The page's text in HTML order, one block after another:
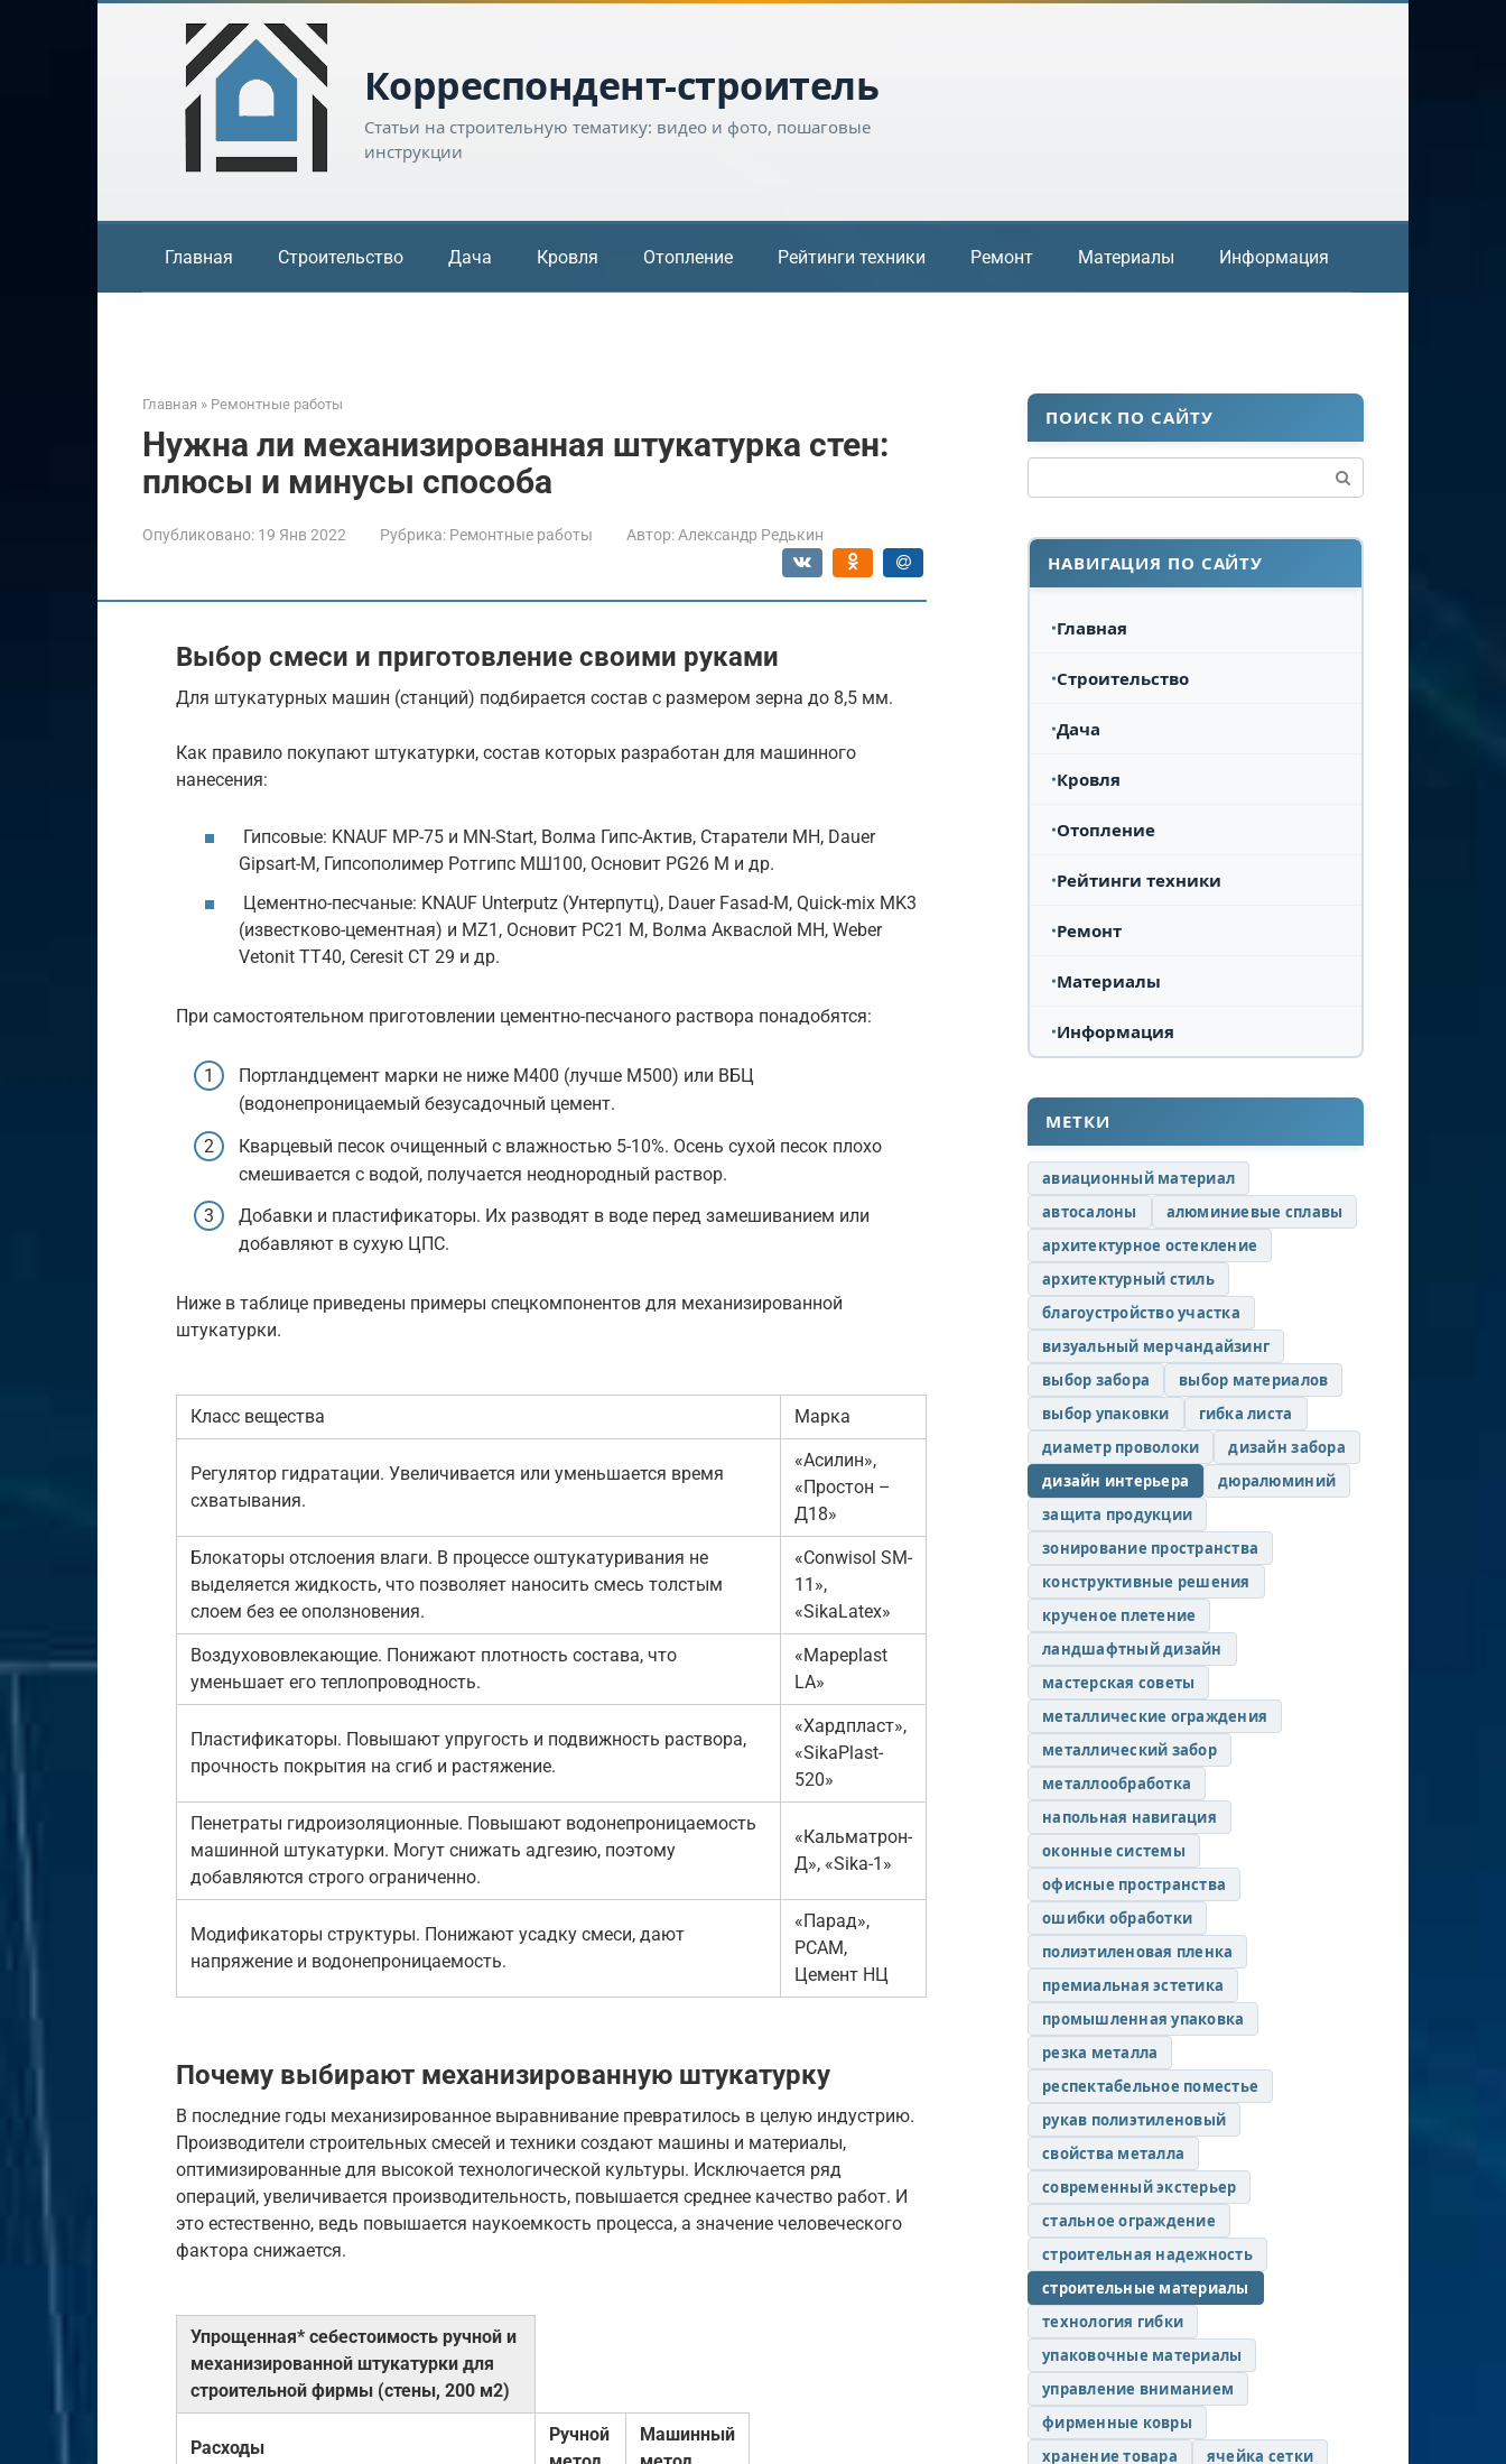
Корреспондент-строитель
Статьи на строительную тематику: видео и фото, пошаговые
инструкции
Главная Строительство Дача Кровля Отопление Рейтинги техники Ремонт Материалы Информация
Главная » Ремонтные работы
Нужна ли механизированная штукатурка стен:
плюсы и минусы способа
Опубликовано: 19 Янв 2022 Рубрика: Ремонтные работы Автор: Александр Редькин
Выбор смеси и приготовление своими руками
Для штукатурных машин (станций) подбирается состав с размером зерна до 8,5 мм.
Как правило покупают штукатурки, состав которых разработан для машинного
нанесения:
Гипсовые: KNAUF MP-75 и MN-Start, Волма Гипс-Актив, Старатели МН, Dauer
Gipsart-M, Гипсополимер Ротгипс МШ100, Основит PG26 M и др.
Цементно-песчаные: KNAUF Unterputz (Унтерпутц), Dauer Fasad-M, Quick-mix MK3
(известково-цементная) и MZ1, Основит PC21 M, Волма Акваслой МН, Weber
Vetonit TT40, Ceresit CT 29 и др.
При самостоятельном приготовлении цементно-песчаного раствора понадобятся:
Портландцемент марки не ниже М400 (лучше М500) или ВБЦ
(водонепроницаемый безусадочный цемент.
Кварцевый песок очищенный с влажностью 5-10%. Осень сухой песок плохо
смешивается с водой, получается неоднородный раствор.
Добавки и пластификаторы. Их разводят в воде перед замешиванием или
добавляют в сухую ЦПС.
Ниже в таблице приведены примеры спецкомпонентов для механизированной
штукатурки.
Класс вещества Марка
Регулятор гидратации. Увеличивается или уменьшается время
схватывания.
«Асилин»,
«Простон –
Д18»
Блокаторы отслоения влаги. В процессе оштукатуривания не
выделяется жидкость, что позволяет наносить смесь толстым
слоем без ее оползновения.
«Conwisol SM-
11»,
«SikaLatex»
Воздухововлекающие. Понижают плотность состава, что
уменьшает его теплопроводность.
«Mapeplast
LA»
Пластификаторы. Повышают упругость и подвижность раствора,
прочность покрытия на сгиб и растяжение.
«Хардпласт»,
«SikaPlast-
520»
Пенетраты гидроизоляционные. Повышают водонепроницаемость
машинной штукатурки. Могут снижать адгезию, поэтому
добавляются строго ограниченно.
«Кальматрон-
Д», «Sika-1»
Модификаторы структуры. Понижают усадку смеси, дают
напряжение и водонепроницаемость.
«Парад»,
РСАМ,
Цемент НЦ
Почему выбирают механизированную штукатурку
В последние годы механизированное выравнивание превратилось в целую индустрию.
Производители строительных смесей и техники создают машины и материалы,
оптимизированные для высокой технологической культуры. Исключается ряд
операций, увеличивается производительность, повышается среднее качество работ. И
это естественно, ведь повышается наукоемкость процесса, а значение человеческого
фактора снижается.
Упрощенная* себестоимость ручной и
механизированной штукатурки для
строительной фирмы (стены, 200 м2)
Расходы
Ручной
Машинный
ПОИСК ПО САЙТУ
НАВИГАЦИЯ ПО САЙТУ
Главная
Строительство
Дача
Кровля
Отопление
Рейтинги техники
Ремонт
Материалы
Информация
МЕТКИ
авиационный материал
автосалоны
алюминиевые сплавы
архитектурное остекление
архитектурный стиль
благоустройство участка
визуальный мерчандайзинг
выбор забора
выбор материалов
выбор упаковки
гибка листа
диаметр проволоки
дизайн забора
дизайн интерьера
дюралюминий
защита продукции
зонирование пространства
конструктивные решения
крученое плетение
ландшафтный дизайн
мастерская советы
металлические ограждения
металлический забор
металлообработка
напольная навигация
оконные системы
офисные пространства
ошибки обработки
полиэтиленовая пленка
премиальная эстетика
промышленная упаковка
резка металла
респектабельное поместье
рукав полиэтиленовый
свойства металла
современный экстерьер
стальное ограждение
строительная надежность
строительные материалы
технология гибки
упаковочные материалы
управление вниманием
фирменные ковры
хранение товара
ячейка сетки